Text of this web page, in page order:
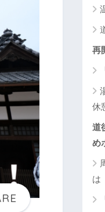
再
休
道
め
は